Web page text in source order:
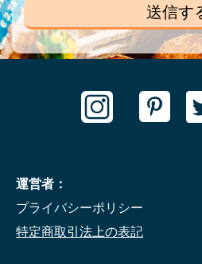
送信す
運営者：
プライバシーポリシー
特定商取引法上の表記